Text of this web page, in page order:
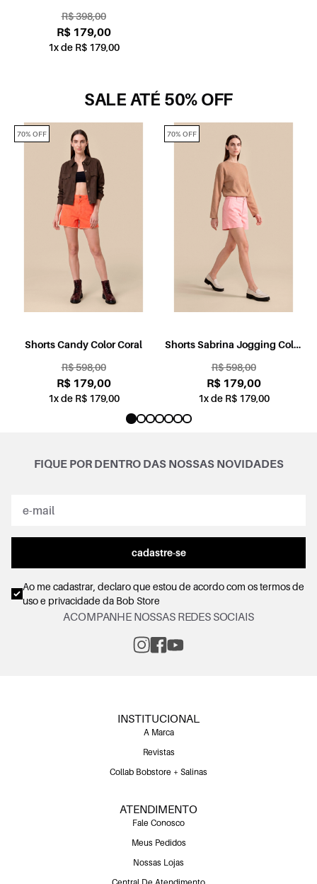
R$ 398,00
R$ 179,00
1x de R$ 179,00
SALE ATÉ 50% OFF
Shorts Candy Color Coral
R$ 598,00
R$ 179,00
1x de R$ 179,00
70% OFF
Shorts Sabrina Jogging Color
R$ 598,00
R$ 179,00
1x de R$ 179,00
70% OFF
FIQUE POR DENTRO DAS NOSSAS NOVIDADES
cadastre-se
Ao me cadastrar, declaro que estou de acordo com ostermos de
uso e privacidadeda Bob Store
ACOMPANHE NOSSAS REDES SOCIAIS
INSTITUCIONAL
A Marca
Revistas
Collab Bobstore + Salinas
ATENDIMENTO
Fale Conosco
Meus Pedidos
Nossas Lojas